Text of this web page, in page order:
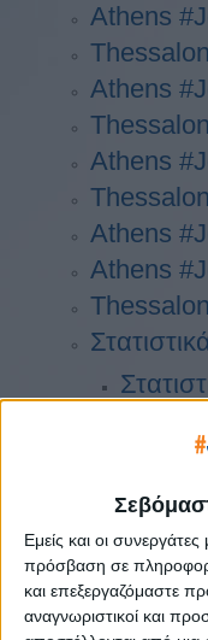
Εμείς και οι
πρόσβαση σε
και επεξεργαζόμαστε
αναγνωριστικοί και
Athens
Athens
Athens
Athens
Athens
2019